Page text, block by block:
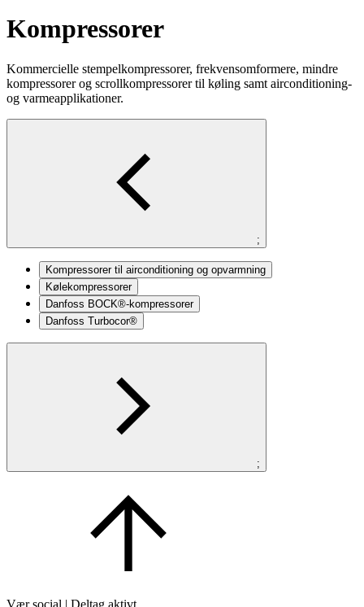
Kompressorer
Kommercielle stempelkompressorer, frekvensomformere, mindre
kompressorer og scrollkompressorer til køling samt airconditioning-
og varmeapplikationer.
;
Kompressorer til airconditioning og opvarmning
Kølekompressorer
Danfoss BOCK®-kompressorer
Danfoss Turbocor®
;
Vær social | Deltag aktivt